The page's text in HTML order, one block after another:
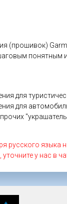
(прошивок)
понятным
для
для
русского языка
уточните у нас в